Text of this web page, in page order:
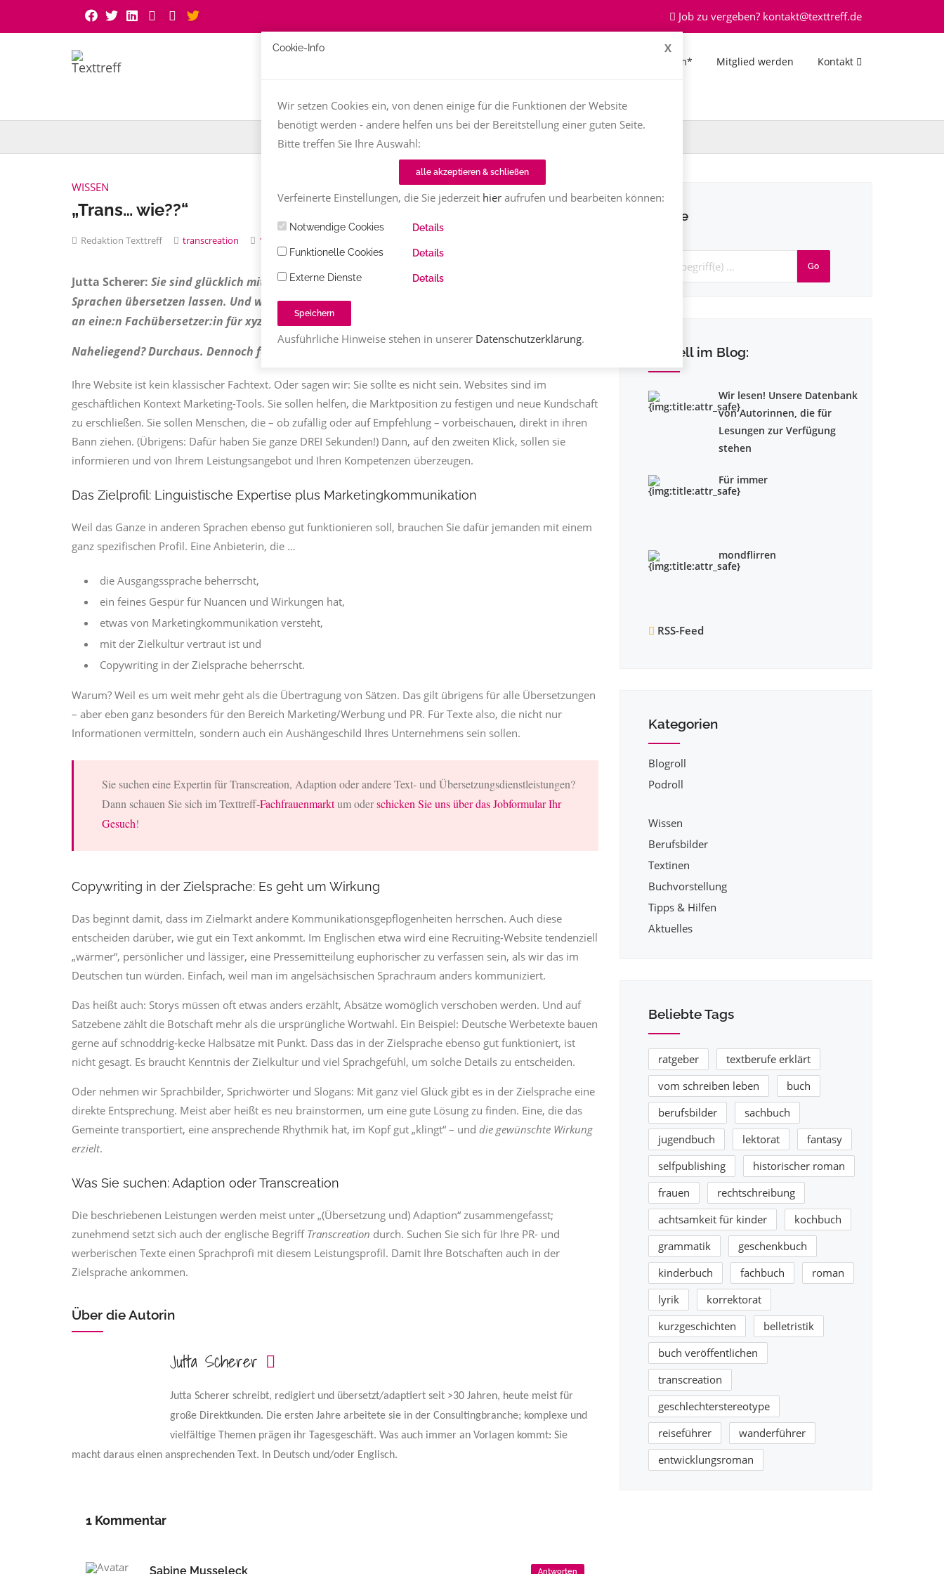
Job zu vergeben? kontakt@texttreff.de
*Forum* Mitglied werden Kontakt
TT-Magazin
WISSEN
„Trans… wie??“
Redaktion Texttreff transcreation 1 Kommentar
Jutta Scherer: Sie sind glücklich mit Ihrer neuen Website und möchten sie nun in andere
Sprachen übersetzen lassen. Und weil Sie in der xyz-Branche unterwegs sind, denken Sie spontan
an eine:n Fachübersetzer:in für xyz.
Naheliegend? Durchaus. Dennoch falsch gedacht.
Ihre Website ist kein klassischer Fachtext. Oder sagen wir: Sie sollte es nicht sein. Websites sind im
geschäftlichen Kontext Marketing-Tools. Sie sollen helfen, die Marktposition zu festigen und neue Kundschaft
zu erschließen. Sie sollen Menschen, die – ob zufällig oder auf Empfehlung – vorbei­schauen, direkt in ihren
Bann ziehen. (Übrigens: Dafür haben Sie ganze DREI Sekunden!) Dann, auf den zweiten Klick, sollen sie
informieren und von Ihrem Leistungsangebot und Ihren Kompetenzen überzeugen.
Das Zielprofil: Linguistische Expertise plus Marketingkommunikation
Weil das Ganze in anderen Sprachen ebenso gut funktionieren soll, brauchen Sie dafür jemanden mit einem
ganz spezifischen Profil. Eine Anbieterin, die …
die Ausgangssprache beherrscht,
ein feines Gespür für Nuancen und Wirkungen hat,
etwas von Marketingkommunikation versteht,
mit der Zielkultur vertraut ist und
Copywriting in der Zielsprache beherrscht.
Warum? Weil es um weit mehr geht als die Übertragung von Sätzen. Das gilt übrigens für alle Übersetzungen
– aber eben ganz besonders für den Bereich Marketing/Werbung und PR. Für Texte also, die nicht nur
Informationen vermitteln, sondern auch ein Aushängeschild Ihres Unternehmens sein sollen.
Sie suchen eine Expertin für Transcreation, Adaption oder andere Text- und Übersetzungsdienstleistungen?
Dann schauen Sie sich im Texttreff-Fachfrauenmarktum oderschicken Sie uns über das Jobformular Ihr
Gesuch!
Copywriting in der Zielsprache: Es geht um Wirkung
Das beginnt damit, dass im Zielmarkt andere Kommunikationsgepflogenheiten herrschen. Auch diese
entscheiden darüber, wie gut ein Text ankommt. Im Englischen etwa wird eine Recruiting-Website tendenziell
„wärmer“, persönlicher und lässiger, eine Pressemitteilung euphori­scher zu verfassen sein, als wir das im
Deutschen tun würden. Einfach, weil man im angelsächsischen Sprachraum anders kommuniziert.
Das heißt auch: Storys müssen oft etwas anders erzählt, Absätze womöglich verschoben werden. Und auf
Satzebene zählt die Botschaft mehr als die ursprüngliche Wortwahl. Ein Beispiel: Deutsche Werbetexte bauen
gerne auf schnoddrig-kecke Halbsätze mit Punkt. Dass das in der Zielsprache ebenso gut funktioniert, ist
nicht gesagt. Es braucht Kenntnis der Zielkultur und viel Sprachgefühl, um solche Details zu entscheiden.
Oder nehmen wir Sprachbilder, Sprichwörter und Slogans: Mit ganz viel Glück gibt es in der Zielsprache eine
direkte Entsprechung. Meist aber heißt es neu brainstormen, um eine gute Lösung zu finden. Eine, die das
Gemeinte transportiert, eine ansprechende Rhythmik hat, im Kopf gut „klingt“ – und die gewünschte Wirkung
erzielt.
Was Sie suchen: Adaption oder Transcreation
Die beschriebenen Leistungen werden meist unter „(Übersetzung und) Adaption“ zusammen­­gefasst;
zunehmend setzt sich auch der englische Begriff Transcreation durch. Suchen Sie sich für Ihre PR- und
werberischen Texte einen Sprachprofi mit diesem Leistungsprofil. Damit Ihre Botschaften auch in der
Zielsprache ankommen.
Über die Autorin
Jutta Scherer
Jutta Scherer schreibt, redigiert und übersetzt/adaptiert seit >30 Jahren, heute meist für
große Direktkunden. Die ersten Jahre arbeitete sie in der Consultingbranche; komplexe und
vielfältige Themen prägen ihr Tagesgeschäft. Was auch immer an Vorlagen kommt: Sie
macht daraus einen ansprechenden Text. In Deutsch und/oder Englisch.
1 Kommentar
Sabine Musseleck Antworten
Suche
Go
Aktuell im Blog:
Wir lesen! Unsere Datenbank
von Autorinnen, die für
Lesungen zur Verfügung
stehen
Für immer
mondflirren
RSS-Feed
Kategorien
Blogroll
Podroll
Wissen
Berufsbilder
Textinen
Buchvorstellung
Tipps & Hilfen
Aktuelles
Beliebte Tags
ratgeber
textberufe erklärt
vom schreiben leben
buch
berufsbilder
sachbuch
jugendbuch
lektorat
fantasy
selfpublishing
historischer roman
frauen
rechtschreibung
achtsamkeit für kinder
kochbuch
grammatik
geschenkbuch
kinderbuch
fachbuch
roman
lyrik
korrektorat
kurzgeschichten
belletristik
buch veröffentlichen
transcreation
geschlechterstereotype
reiseführer
wanderführer
entwicklungsroman
Cookie-Info X
Wir setzen Cookies ein, von denen einige für die Funktionen der Website
benötigt werden - andere helfen uns bei der Bereitstellung einer guten Seite.
Bitte treffen Sie Ihre Auswahl:
alle akzeptieren & schließen
Verfeinerte Einstellungen, die Sie jederzeit hieraufrufen und bearbeiten können:
Notwendige Cookies Details
Funktionelle Cookies Details
Externe Dienste Details
Speichern
Ausführliche Hinweise stehen in unserer Datenschutzerklärung.